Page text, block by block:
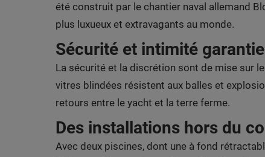
été construit par le chantier naval allemand
plus luxueux et extravagants au monde.
Sécurité et intimité
La sécurité et la discrétion sont de mise sur
vitres blindées résistent aux balles et
retours entre le yacht et la terre ferme.
Des installations hors du
Avec deux piscines, dont une à fond